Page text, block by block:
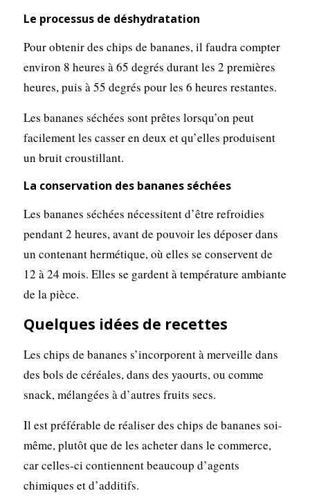
Le processus de déshydratation
Pour obtenir des chips de bananes, il faudra compter
environ 8 heures à 65 degrés durant les 2 premières
heures, puis à 55 degrés pour les 6 heures restantes.
Les bananes séchées sont prêtes lorsqu’on peut
facilement les casser en deux et qu’elles produisent
un bruit croustillant.
La conservation des bananes séchées
Les bananes séchées nécessitent d’être refroidies
pendant 2 heures, avant de pouvoir les déposer dans
un contenant hermétique, où elles se conservent de
12 à 24 mois. Elles se gardent à température ambiante
de la pièce.
Quelques idées de recettes
Les chips de bananes s’incorporent à merveille dans
des bols de céréales, dans des yaourts, ou comme
snack, mélangées à d’autres fruits secs.
Il est préférable de réaliser des chips de bananes soi-
même, plutôt que de les acheter dans le commerce,
car celles-ci contiennent beaucoup d’agents
chimiques et d’additifs.